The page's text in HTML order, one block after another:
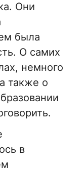
Они
была
О самих
немного
также о
в